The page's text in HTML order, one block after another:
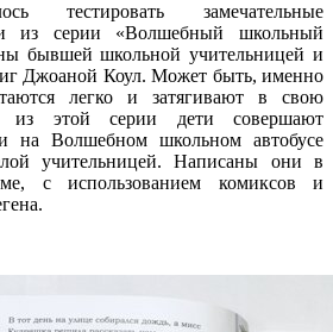
тестировать замечательные
из серии «Волшебный школьный
бывшей школьной учительницей и
Джоаной Коул. Может быть, именно
легко и затягивают в свою
из этой серии дети совершают
на Волшебном школьном автобусе
учительницей. Написаны они в
с использованием комиксов и